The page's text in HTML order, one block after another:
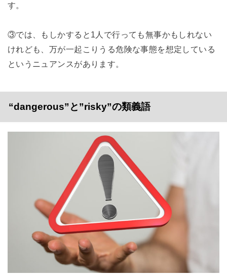
す。
③では、もしかすると1人で行っても無事かもしれない
けれども、万が一起こりうる危険な事態を想定している
というニュアンスがあります。
“dangerous”と”risky”の類義語